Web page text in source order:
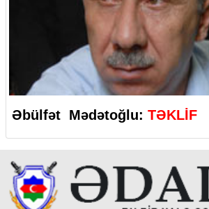
Əbülfət Mədətoğlu: TƏKLİF